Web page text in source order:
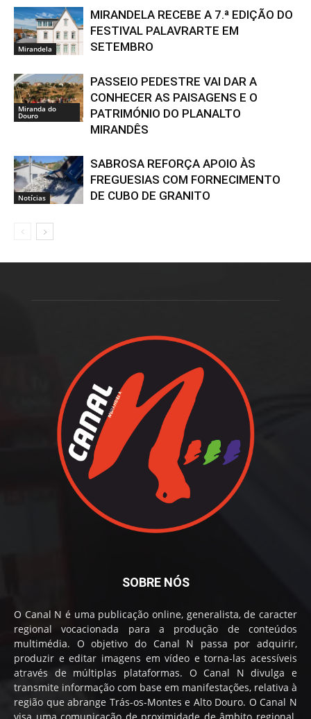
Mirandela
MIRANDELA RECEBE A 7.ª EDIÇÃO DO
FESTIVAL PALAVRARTE EM
SETEMBRO
Miranda do
Douro
PASSEIO PEDESTRE VAI DAR A
CONHECER AS PAISAGENS E O
PATRIMÓNIO DO PLANALTO
MIRANDÊS
Notícias
SABROSA REFORÇA APOIO ÀS
FREGUESIAS COM FORNECIMENTO
DE CUBO DE GRANITO
SOBRE NÓS
O Canal N é uma publicação online, generalista, de caracter
regional vocacionada para a produção de conteúdos
multimédia. O objetivo do Canal N passa por adquirir,
produzir e editar imagens em vídeo e torna-las acessíveis
através de múltiplas plataformas. O Canal N divulga e
transmite informação com base em manifestações, relativa à
região que abrange Trás-os-Montes e Alto Douro. O Canal N